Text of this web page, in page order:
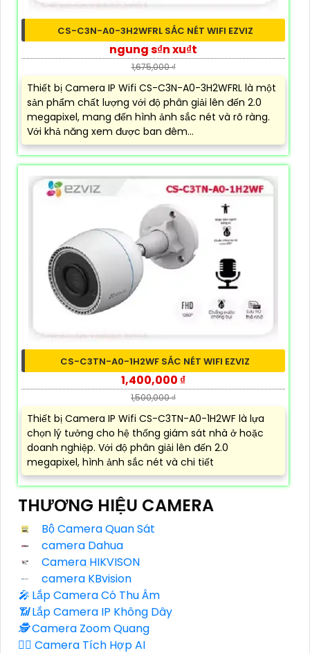
CS-C3N-A0-3H2WFRL SẮC NÉT WIFI EZVIZ
ngung s₫n xu₫t
1,675,000 ₫
Thiết bị Camera IP Wifi CS-C3N-A0-3H2WFRL là một
sản phẩm chất lượng với độ phân giải lên đến 2.0
megapixel, mang đến hình ảnh sắc nét và rõ ràng.
Với khả năng xem được ban đêm...
CS-C3TN-A0-1H2WF SẮC NÉT WIFI EZVIZ
1,400,000 ₫
1,500,000 ₫
Thiết bị Camera IP Wifi CS-C3TN-A0-1H2WF là lựa
chọn lý tưởng cho hệ thống giám sát nhà ở hoặc
doanh nghiệp. Với độ phân giải lên đến 2.0
megapixel, hình ảnh sắc nét và chi tiết
THƯƠNG HIỆU CAMERA
Bộ Camera Quan Sát
camera Dahua
Camera HIKVISON
camera KBvision
️🎤️ Lắp Camera Có Thu Âm
📶Lắp Camera IP Không Dây
🕵️Camera Zoom Quang
🧛‍♀️ Camera Tích Hợp AI